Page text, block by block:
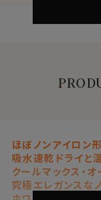
ほぼノンアイロン
吸水速乾ドライと
クールマックス・
究極エレガンスな